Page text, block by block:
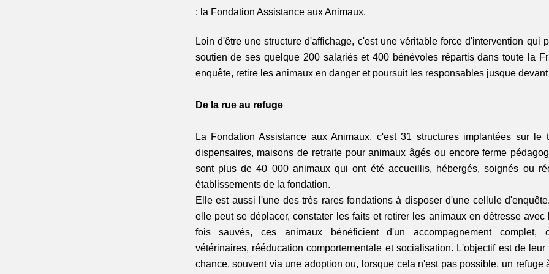
: la Fondation Assistance aux Animaux.
Loin d'être une structure d'affichage, c'est une véritable force d'intervention qui
soutien de ses quelque 200 salariés et 400 bénévoles répartis dans toute la
enquête, retire les animaux en danger et poursuit les responsables jusque
De la rue au refuge
La Fondation Assistance aux Animaux, c'est 31 structures implantées sur le
dispensaires, maisons de retraite pour animaux âgés ou encore ferme
sont plus de 40 000 animaux qui ont été accueillis, hébergés, soignés ou
établissements de la fondation.
Elle est aussi l'une des très rares fondations à disposer d'une cellule
elle peut se déplacer, constater les faits et retirer les animaux en détresse avec
fois sauvés, ces animaux bénéficient d'un accompagnement complet,
vétérinaires, rééducation comportementale et socialisation. L'objectif est de
chance, souvent via une adoption ou, lorsque cela n'est pas possible, un refuge